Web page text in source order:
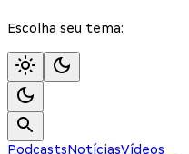
Escolha seu tema:
PodcastsNotíciasVídeos